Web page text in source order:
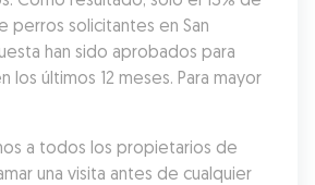
perros solicitantes en San
han sido aprobados para
los últimos 12 meses. Para mayor
a todos los propietarios de
una visita antes de cualquier